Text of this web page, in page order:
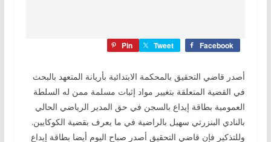
Facebook
Tweet
Pin
أصدر قاضي التحقيق بالمحكمة الابتدائية بأريانة المتعهد بالبحث
في القضية المتعلقة بتغيير مواد إثبات مسلمة ممن له السلطة
العمومية بطاقة إيداع بالسجن في حق المدير الرياضي الحالي
بالنادي البنزرتي سهيل بالراضية في ما يعرف بقضية الكوكايين.
وللتذكير فإن قاضي التحقيق أصدر صباح اليوم أيضا بطاقة إيداع